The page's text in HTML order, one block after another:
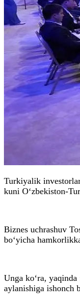
Turkiyalik
kuni O‘zbekiston-
Biznes uchrashuv
bo‘yicha
Unga ko‘ra,
aylanishiga ishonch